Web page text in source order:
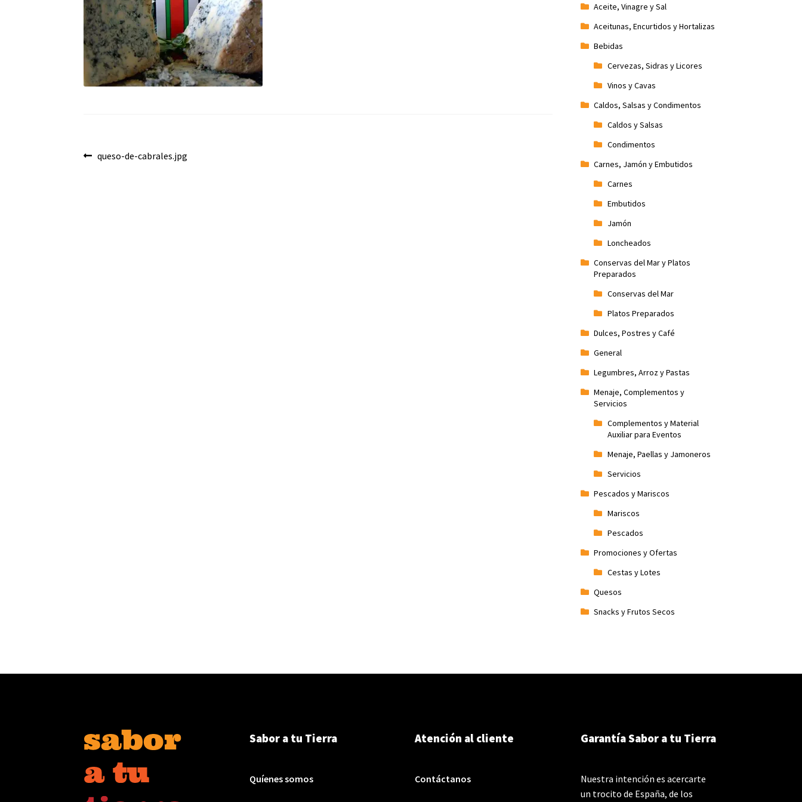
Navegación
Anterior:
queso-de-cabrales.jpg
Aceite, Vinagre y Sal
Aceitunas, Encurtidos y Hortalizas
Bebidas
Cervezas, Sidras y Licores
Vinos y Cavas
Caldos, Salsas y Condimentos
Caldos y Salsas
Condimentos
Carnes, Jamón y Embutidos
Carnes
Embutidos
Jamón
Loncheados
Conservas del Mar y Platos
Preparados
Conservas del Mar
Platos Preparados
Dulces, Postres y Café
General
Legumbres, Arroz y Pastas
Menaje, Complementos y
Servicios
Complementos y Material
Auxiliar para Eventos
Menaje, Paellas y Jamoneros
Servicios
Pescados y Mariscos
Mariscos
Pescados
Promociones y Ofertas
Cestas y Lotes
Quesos
Snacks y Frutos Secos
Sabor a tu Tierra
Quíenes somos
Atención al cliente
Contáctanos
Garantía Sabor a tu Tierra
Nuestra intención es acercarte
un trocito de España, de los